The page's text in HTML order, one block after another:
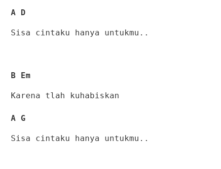
A D
Sisa cintaku hanya untukmu..
B Em
Karena tlah kuhabiskan
A G
Sisa cintaku hanya untukmu..